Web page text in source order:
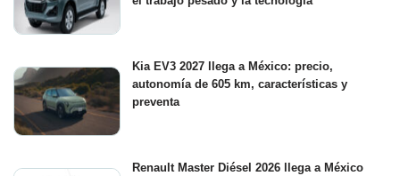
Kia EV3 2027 llega a México: precio,
autonomía de 605 km, características y
preventa
Renault Master Diésel 2026 llega a México